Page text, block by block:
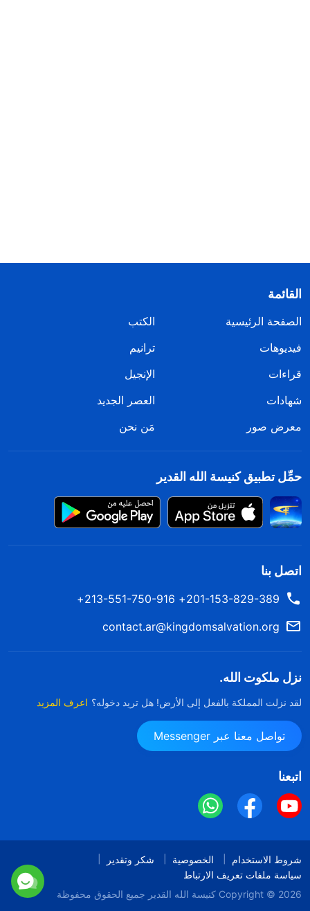
القائمة
الصفحة الرئيسية
الكتب
فيديوهات
ترانيم
قراءات
الإنجيل
شهادات
العصر الجديد
معرض صور
مَن نحن
حمِّل تطبيق كنيسة الله القدير
اتصل بنا
201-153-829-389+ 213-551-750-916+
contact.ar@kingdomsalvation.org
نزل ملكوت الله.
لقد نزلت المملكة بالفعل إلى الأرض! هل تريد دخوله؟ اعرف المزيد
تواصل معنا عبر Messenger
اتبعنا
شروط الاستخدام الخصوصية
شكر وتقدير
سياسة ملفات تعريف الارتباط
Copyright © 2026 كنيسة الله القدير جميع الحقوق محفوظة